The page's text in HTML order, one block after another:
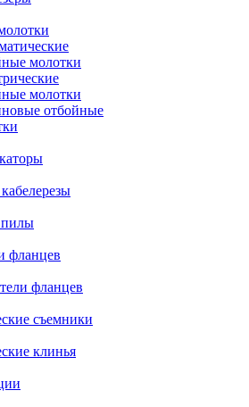
молотки
молотки
отбойные
пилы
фланцев
фланцев
съемники
клинья